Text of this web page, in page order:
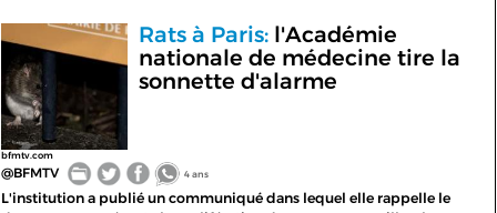
bfmtv.com
Rats à Paris:l'Académie
nationale de médecine tire la
sonnette d'alarme
@BFMTV 4 ans
L'institution a publié un communiqué dans lequel elle rappelle le